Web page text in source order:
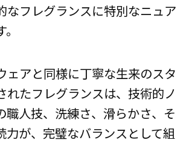
なフレグランスに特別なニュア
ェアと同様に丁寧な生来のスタ
れたフレグランスは、技術的ノ
職人技、洗練さ、滑らかさ、そ
力が、完璧なバランスとして組